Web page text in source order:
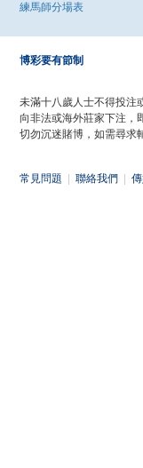
練馬師分場表
博彩要有節制
未滿十八歲人士不得投注
向非法或海外莊家下注，
切勿沉迷賭博，如需尋求
常見問題 聯絡我們